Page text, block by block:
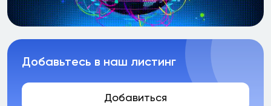
Добавьтесь в наш листинг
Добавиться